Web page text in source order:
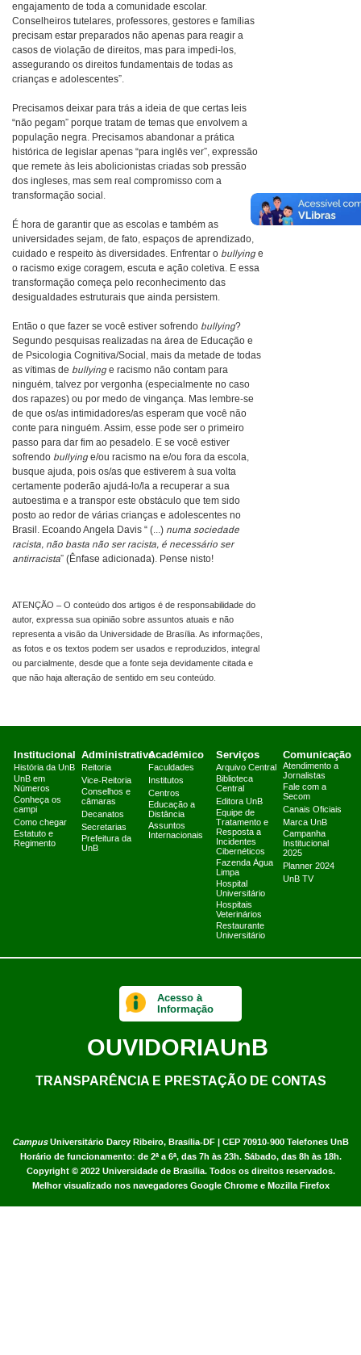
engajamento de toda a comunidade escolar.
Conselheiros tutelares, professores, gestores e famílias
precisam estar preparados não apenas para reagir a
casos de violação de direitos, mas para impedi-los,
assegurando os direitos fundamentais de todas as
crianças e adolescentes”.
Precisamos deixar para trás a ideia de que certas leis
“não pegam” porque tratam de temas que envolvem a
população negra. Precisamos abandonar a prática
histórica de legislar apenas “para inglês ver”, expressão
que remete às leis abolicionistas criadas sob pressão
dos ingleses, mas sem real compromisso com a
transformação social.
É hora de garantir que as escolas e também as
universidades sejam, de fato, espaços de aprendizado,
cuidado e respeito às diversidades. Enfrentar o bullying e
o racismo exige coragem, escuta e ação coletiva. E essa
transformação começa pelo reconhecimento das
desigualdades estruturais que ainda persistem.
Então o que fazer se você estiver sofrendo bullying?
Segundo pesquisas realizadas na área de Educação e
de Psicologia Cognitiva/Social, mais da metade de todas
as vítimas de bullying e racismo não contam para
ninguém, talvez por vergonha (especialmente no caso
dos rapazes) ou por medo de vingança. Mas lembre-se
de que os/as intimidadores/as esperam que você não
conte para ninguém. Assim, esse pode ser o primeiro
passo para dar fim ao pesadelo. E se você estiver
sofrendo bullying e/ou racismo na e/ou fora da escola,
busque ajuda, pois os/as que estiverem à sua volta
certamente poderão ajudá-lo/la a recuperar a sua
autoestima e a transpor este obstáculo que tem sido
posto ao redor de várias crianças e adolescentes no
Brasil. Ecoando Angela Davis “ (...) numa sociedade
racista, não basta não ser racista, é necessário ser
antirracista” (Ênfase adicionada). Pense nisto!
ATENÇÃO – O conteúdo dos artigos é de responsabilidade do
autor, expressa sua opinião sobre assuntos atuais e não
representa a visão da Universidade de Brasília. As informações,
as fotos e os textos podem ser usados e reproduzidos, integral
ou parcialmente, desde que a fonte seja devidamente citada e
que não haja alteração de sentido em seu conteúdo.
Institucional
História da UnB
UnB em
Números
Conheça os
campi
Como chegar
Estatuto e
Regimento
Administrativo
Reitoria
Vice-Reitoria
Conselhos e
câmaras
Decanatos
Secretarias
Prefeitura da
UnB
Acadêmico
Faculdades
Institutos
Centros
Educação a
Distância
Assuntos
Internacionais
Serviços
Arquivo Central
Biblioteca
Central
Editora UnB
Equipe de
Tratamento e
Resposta a
Incidentes
Cibernéticos
Fazenda Água
Limpa
Hospital
Universitário
Hospitais
Veterinários
Restaurante
Universitário
Comunicação
Atendimento a
Jornalistas
Fale com a
Secom
Canais Oficiais
Marca UnB
Campanha
Institucional
2025
Planner 2024
UnB TV
CampusUniversitário Darcy Ribeiro, Brasília-DF | CEP 70910-900 Telefones UnB
Horário de funcionamento: de 2ª a 6ª, das 7h às 23h. Sábado, das 8h às 18h.
Copyright © 2022 Universidade de Brasília. Todos os direitos reservados.
Melhor visualizado nos navegadores Google Chrome e Mozilla Firefox
Acesso à
Informação
OUVIDORIAUnB
TRANSPARÊNCIA E PRESTAÇÃO DE CONTAS